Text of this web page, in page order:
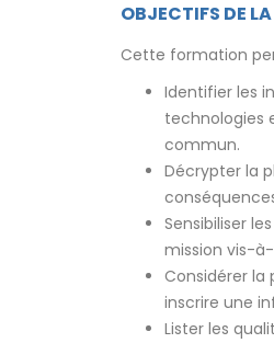
OBJECTIFS DE
Cette formation
Identifier les
technologies
commun.
Décrypter la
Sensibiliser
mission vis-
Considérer
inscrire une
Lister les